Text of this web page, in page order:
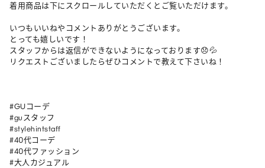
着用商品は下にスクロールしていただくとご覧いただけます。
いつもいいねやコメントありがとうございます。
とっても嬉しいです！
スタッフからは返信ができないようになっております😞💦
リクエストございましたらぜひコメントで教えて下さいね！
#GUコーデ
#guスタッフ
#stylehintstaff
#40代コーデ
#40代ファッション
#大人カジュアル